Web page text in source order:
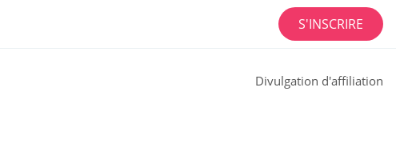
S'INSCRIRE
Divulgation d'affiliation